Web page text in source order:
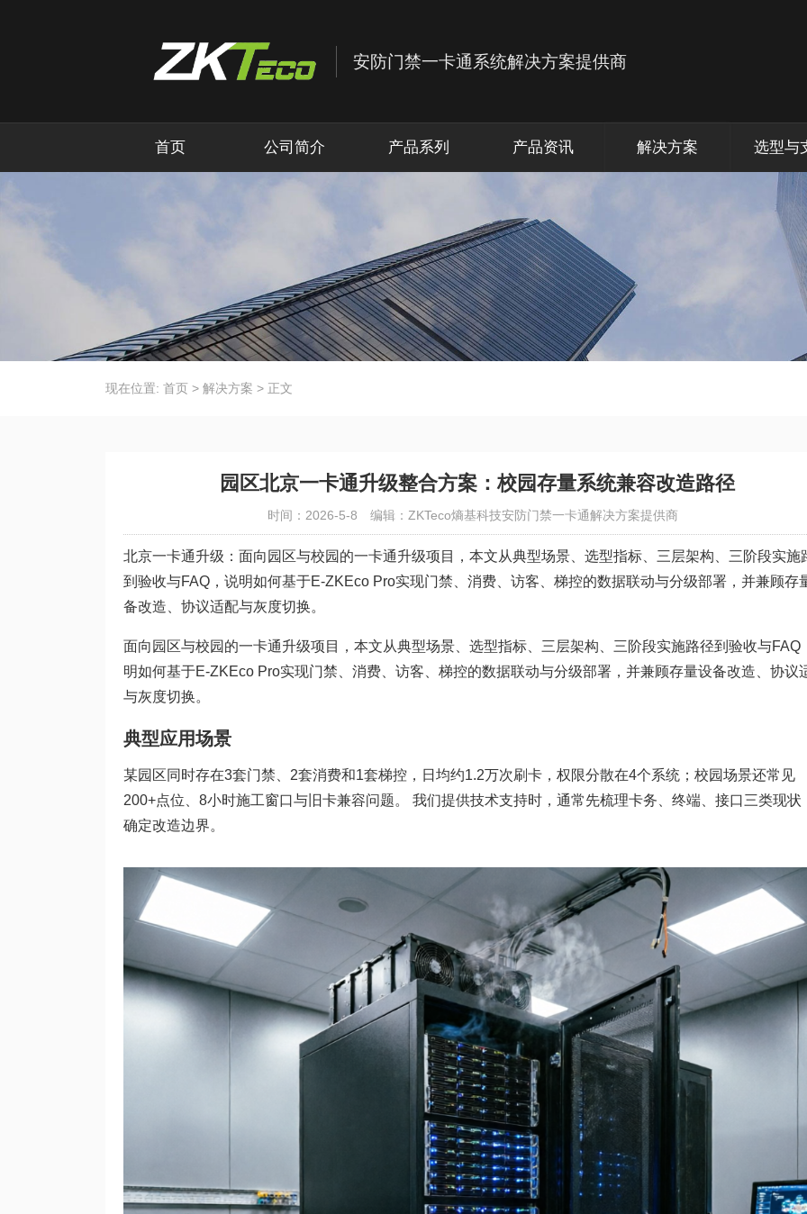
首页 公司简介 产品系列 产品资讯 解决方案 选型与
现在位置: 首页 > 解决方案 > 正文
园区北京一卡通升级整合方案：校园存量系统兼容改造路径
时间：2026-5-8 编辑：ZKTeco熵基科技安防门禁一卡通解决方案提供商
北京一卡通升级：面向园区与校园的一卡通升级项目，本文从典型场景、选型指标、三层架构、三阶段实施
到验收与FAQ，说明如何基于E-ZKEco Pro实现门禁、消费、访客、梯控的数据联动与分级部署，并兼顾存
备改造、协议适配与灰度切换。
面向园区与校园的一卡通升级项目，本文从典型场景、选型指标、三层架构、三阶段实施路径到验收与FAQ
明如何基于E-ZKEco Pro实现门禁、消费、访客、梯控的数据联动与分级部署，并兼顾存量设备改造、协议
与灰度切换。
典型应用场景
某园区同时存在3套门禁、2套消费和1套梯控，日均约1.2万次刷卡，权限分散在4个系统；校园场景还常见
200+点位、8小时施工窗口与旧卡兼容问题。 我们提供技术支持时，通常先梳理卡务、终端、接口三类现状
确定改造边界。